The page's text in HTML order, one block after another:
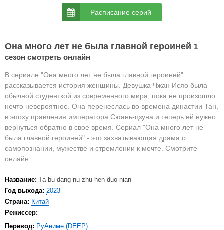
Она много лет не была главной героиней 1
сезон смотреть онлайн
В сериале "Она много лет не была главной героиней"
рассказывается история женщины. Девушка Чжан Исяо была
обычной студенткой из современного мира, пока не произошло
нечто невероятное. Она перенеслась во времена династии Тан,
в эпоху правления императора Сюань-цзуна и теперь ей нужно
вернуться обратно в свое время. Сериал "Она много лет не
была главной героиней" - это захватывающая драма о
самопознании, мужестве и стремлении к мечте. Смотрите
онлайн.
Название: Ta bu dang nu zhu hen duo nian
Год выхода: 2023
Страна: Китай
Режиссер:
Перевод: РуАниме (DEEP)
Расписание серий